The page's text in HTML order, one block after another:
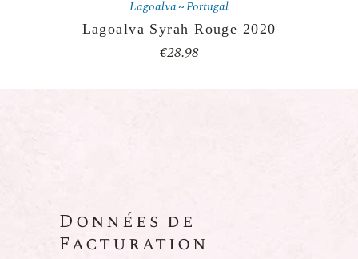
Lagoalva Portugal
Lagoalva Syrah Rouge 2020
€28.98
Données de
Facturation